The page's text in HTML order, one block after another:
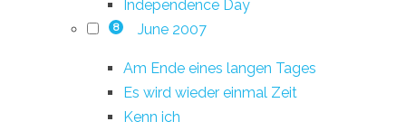
Independence Day
8 June 2007
Am Ende eines langen Tages
Es wird wieder einmal Zeit
Kenn ich